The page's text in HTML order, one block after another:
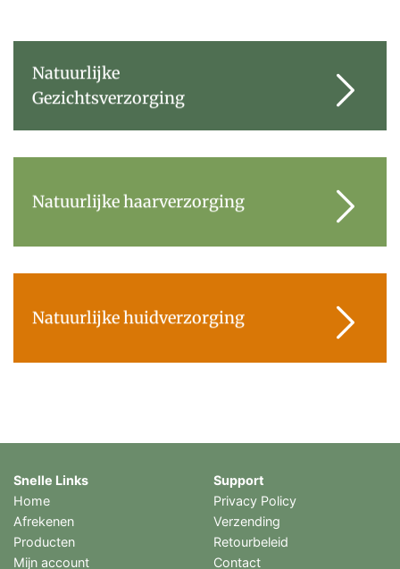
Natuurlijke
Gezichtsverzorging
Natuurlijke haarverzorging
Natuurlijke huidverzorging
Snelle Links
Home
Afrekenen
Producten
Mijn account
Support
Privacy Policy
Verzending
Retourbeleid
Contact